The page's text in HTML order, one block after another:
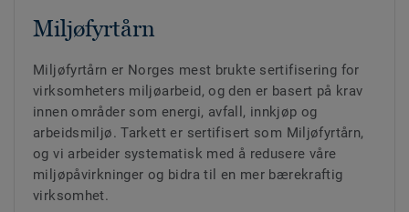
Miljøfyrtårn
Miljøfyrtårn er Norges mest brukte sertifisering for
virksomheters miljøarbeid, og den er basert på krav
innen områder som energi, avfall, innkjøp og
arbeidsmiljø. Tarkett er sertifisert som Miljøfyrtårn,
og vi arbeider systematisk med å redusere våre
miljøpåvirkninger og bidra til en mer bærekraftig
virksomhet.